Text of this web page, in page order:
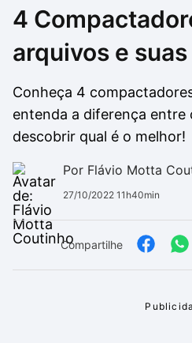
4
arquivos e
Conheça 4
entenda a diferença entre
descobrir qual é o melhor!
Por Flávio Motta
27/10/2022 11h40min
Compartilhe